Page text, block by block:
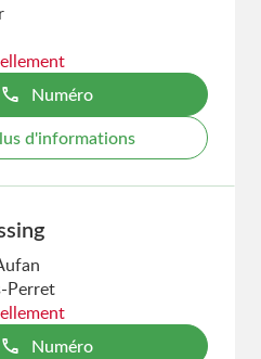
Numéro
d'informations
Perret
Numéro